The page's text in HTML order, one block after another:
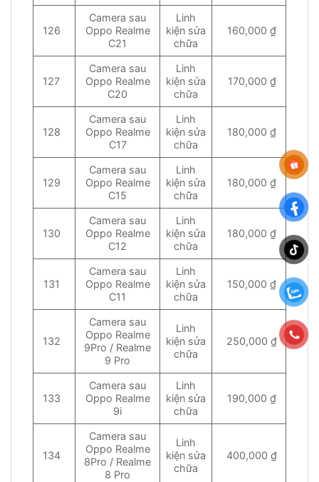
126
Camera sau
Oppo Realme
C21
Linh
kiện sửa
chữa
160,000 ₫
127
Camera sau
Oppo Realme
C20
Linh
kiện sửa
chữa
170,000 ₫
128
Camera sau
Oppo Realme
C17
Linh
kiện sửa
chữa
180,000 ₫
129
Camera sau
Oppo Realme
C15
Linh
kiện sửa
chữa
180,000 ₫
130
Camera sau
Oppo Realme
C12
Linh
kiện sửa
chữa
180,000 ₫
131
Camera sau
Oppo Realme
C11
Linh
kiện sửa
chữa
150,000 ₫
132
Camera sau
Oppo Realme
9Pro / Realme
9 Pro
Linh
kiện sửa
chữa
250,000 ₫
133
Camera sau
Oppo Realme
9i
Linh
kiện sửa
chữa
190,000 ₫
134
Camera sau
Oppo Realme
8Pro / Realme
8 Pro
Linh
kiện sửa
chữa
400,000 ₫